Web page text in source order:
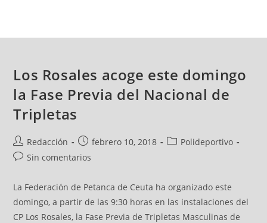
Los Rosales acoge este domingo
la Fase Previa del Nacional de
Tripletas
Redacción febrero 10, 2018
Polideportivo
Sin comentarios
La Federación de Petanca de Ceuta ha organizado este
domingo, a partir de las 9:30 horas en las instalaciones del
CP Los Rosales, la Fase Previa de Tripletas Masculinas de